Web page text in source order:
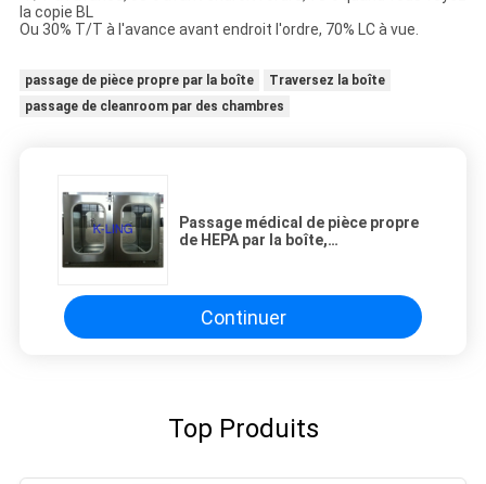
la copie BL
Ou 30% T/T à l'avance avant endroit l'ordre, 70% LC à vue.
passage de pièce propre par la boîte
Traversez la boîte
passage de cleanroom par des chambres
Passage médical de pièce propre
de HEPA par la boîte,
Continuer
Top Produits